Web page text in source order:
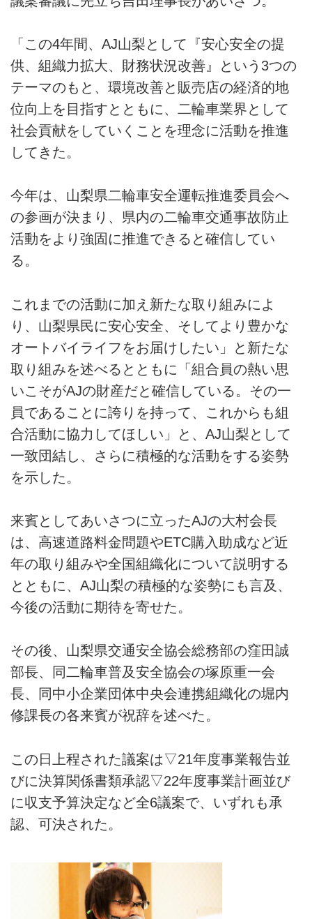
「この4年間、AJ山梨として『安心安全の提
供、組織力拡大、財務状況改善』という3つの
テーマのもと、環境改善と販売店の経済的地
位向上を目指すとともに、二輪車業界として
社会貢献をしていくことを理念に活動を推進
してきた。
今年は、山梨県二輪車安全運転推進委員会へ
の参画が決まり、県内の二輪車交通事故防止
活動をより強固に推進できると確信してい
る。
これまでの活動に加え新たな取り組みによ
り、山梨県民に安心安全、そしてより豊かな
オートバイライフをお届けしたい」と新たな
取り組みを述べるとともに「組合員の熱い思
いこそがAJの財産だと確信している。その一
員であることに誇りを持って、これからも組
合活動に協力してほしい」と、AJ山梨として
一致団結し、さらに積極的な活動をする姿勢
を示した。
来賓としてあいさつに立ったAJの大村会長
は、高速道路料金問題やETC購入助成など近
年の取り組みや全国組織化について説明する
とともに、AJ山梨の積極的な姿勢にも言及、
今後の活動に期待を寄せた。
その後、山梨県交通安全協会総務部の窪田誠
部長、同二輪車普及安全協会の塚原重一会
長、同中小企業団体中央会連携組織化の堀内
修課長の各来賓が祝辞を述べた。
この日上程された議案は▽21年度事業報告並
びに決算関係書類承認▽22年度事業計画並び
に収支予算決定など全6議案で、いずれも承
認、可決された。